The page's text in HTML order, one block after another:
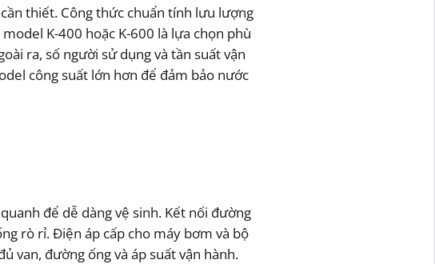
thiết. Công thức chuẩn tính lưu lượng
K-400 hoặc K-600 là lựa chọn phù
ra, số người sử dụng và tần suất vận
công suất lớn hơn để đảm bảo nước
để dễ dàng vệ sinh. Kết nối đường
rò rỉ. Điện áp cấp cho máy bơm và bộ
van, đường ống và áp suất vận hành.